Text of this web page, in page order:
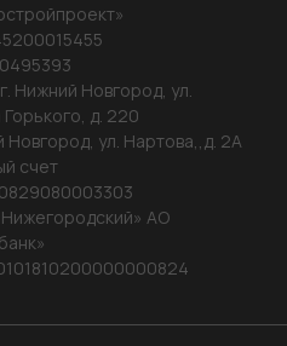
Нижний Новгород, ул.
д. 220
Новгород, ул. Нартова,,д. 2А
счет
АО